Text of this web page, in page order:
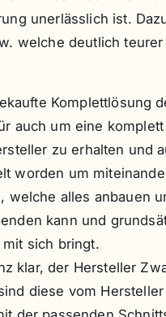
unerlässlich ist.
welche deutlich
Komplettlösung
auch um eine
zu erhalten und
worden um
welche alles anbauen
kann und
sich bringt.
klar, der Hersteller
diese vom